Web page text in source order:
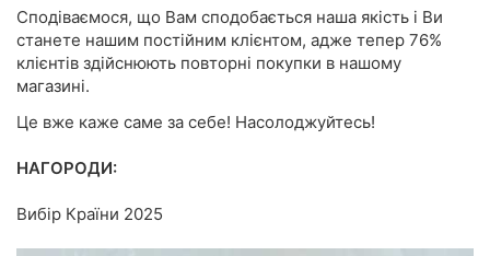
Сподіваємося, що Вам сподобається наша якість і Ви
станете нашим постійним клієнтом, адже тепер 76%
клієнтів здійснюють повторні покупки в нашому
магазині.
Це вже каже саме за себе! Насолоджуйтесь!
НАГОРОДИ:
Вибір Країни 2025